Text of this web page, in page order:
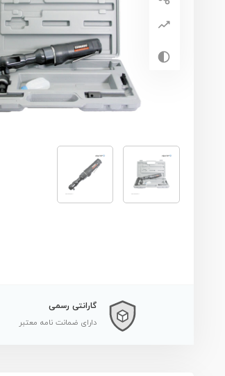
ابزار های برقی
گارانتی رسمی
دارای ضمانت نامه معتبر